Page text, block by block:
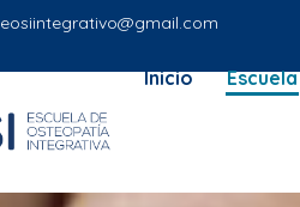
eosiintegrativo@gmail.com
Inicio Escuela